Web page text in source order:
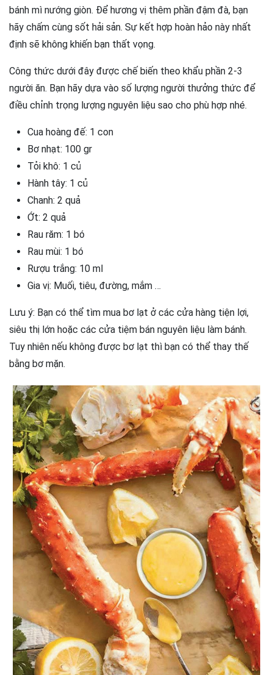
bánh mì nướng giòn. Để hương vị thêm phần đậm đà, bạn
hãy chấm cùng sốt hải sản. Sự kết hợp hoàn hảo này nhất
định sẽ không khiến bạn thất vọng.
Công thức dưới đây được chế biến theo khẩu phần 2-3
người ăn. Bạn hãy dựa vào số lượng người thưởng thức để
điều chỉnh trọng lượng nguyên liệu sao cho phù hợp nhé.
Cua hoàng đế: 1 con
Bơ nhạt: 100 gr
Tỏi khô: 1 củ
Hành tây: 1 củ
Chanh: 2 quả
Ớt: 2 quả
Rau răm: 1 bó
Rau mùi: 1 bó
Rượu trắng: 10 ml
Gia vị: Muối, tiêu, đường, mắm …
Lưu ý: Bạn có thể tìm mua bơ lạt ở các cửa hàng tiện lợi,
siêu thị lớn hoặc các cửa tiệm bán nguyên liệu làm bánh.
Tuy nhiên nếu không được bơ lạt thì bạn có thể thay thế
bằng bơ mặn.